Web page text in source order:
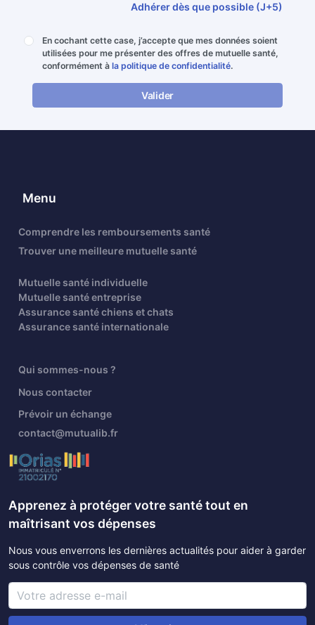
Adhérer dès que possible (J+5)
En cochant cette case, j’accepte que mes données soient
utilisées pour me présenter des offres de mutuelle santé,
conformément à la politique de confidentialité.
Valider
Menu
Comprendre les remboursements santé
Trouver une meilleure mutuelle santé
Mutuelle santé individuelle
Mutuelle santé entreprise
Assurance santé chiens et chats
Assurance santé internationale
Qui sommes-nous ?
Nous contacter
Prévoir un échange
contact@mutualib.fr
Apprenez à protéger votre santé tout en
maîtrisant vos dépenses
Nous vous enverrons les dernières actualités pour aider à garder
sous contrôle vos dépenses de santé